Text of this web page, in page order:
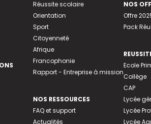
Réussite scolaire
Orientation
Sport
Citoyenneté
Afrique
Francophonie
Rapport - Entreprise à mission
NOS RESSOURCES
FAQ et support
Actualités
NOS
Offre
Pack
Ecole
Collège
CAP
Lycée
Lycée
Lycée